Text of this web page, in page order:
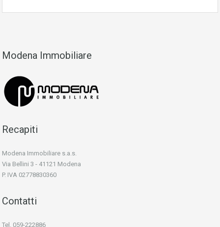
Modena Immobiliare
Recapiti
Modena Immobiliare s.a.s.
Via Bellini 3 - 41121 Modena
P. IVA 02778830360
Contatti
Tel. 059-222886